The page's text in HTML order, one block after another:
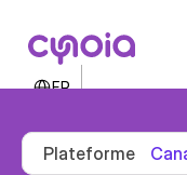
FR
Connexion
Inscrivez-vous
Plateforme